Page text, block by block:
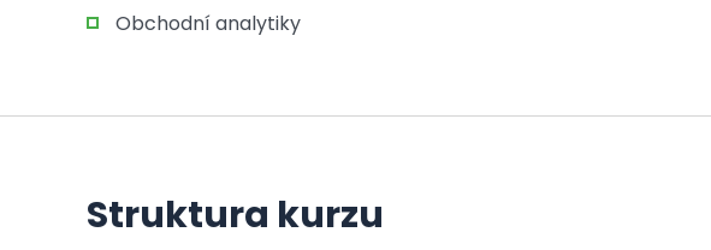
Obchodní analytiky
Struktura kurzu